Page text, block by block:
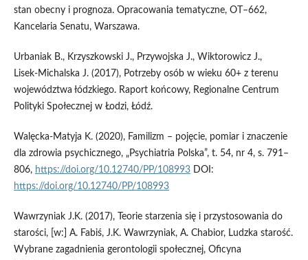
stan obecny i prognoza. Opracowania tematyczne, OT–662,
Kancelaria Senatu, Warszawa.
Urbaniak B., Krzyszkowski J., Przywojska J., Wiktorowicz J.,
Lisek‑Michalska J. (2017), Potrzeby osób w wieku 60+ z terenu
województwa łódzkiego. Raport końcowy, Regionalne Centrum
Polityki Społecznej w Łodzi, Łódź.
Walęcka‑Matyja K. (2020), Familizm – pojęcie, pomiar i znaczenie
dla zdrowia psychicznego, „Psychiatria Polska”, t. 54, nr 4, s. 791–
806, https://doi.org/10.12740/PP/108993DOI:
https://doi.org/10.12740/PP/108993
Wawrzyniak J.K. (2017), Teorie starzenia się i przystosowania do
starości, [w:] A. Fabiś, J.K. Wawrzyniak, A. Chabior, Ludzka starość.
Wybrane zagadnienia gerontologii społecznej, Oficyna